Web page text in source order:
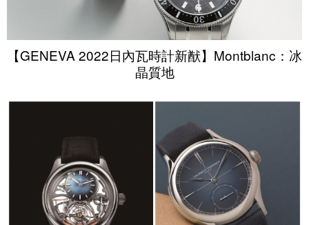
【GENEVA 2022日內瓦時計新猷】Montblanc：冰
晶質地